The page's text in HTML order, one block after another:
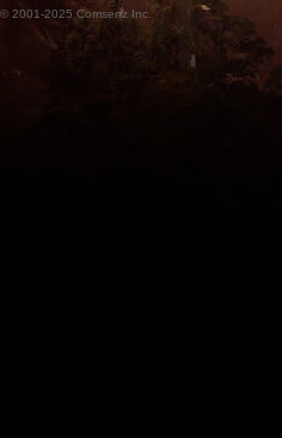
© 2001-2025 Comsenz Inc.